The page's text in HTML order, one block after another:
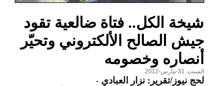
شيخة الكل.. فتاة ضالعية تقود
جيش الصالح الألكتروني وتحيّر
أنصاره وخصومه
السبت, 31-مارس-2012
لحج نيوز/تقرير: نزار العبادي -